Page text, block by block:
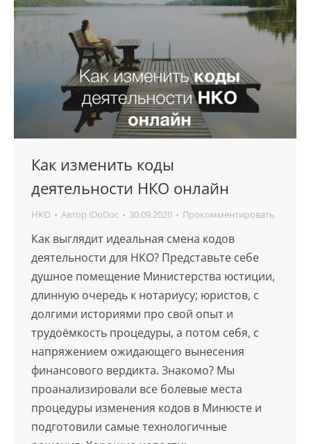
Как изменить коды
деятельности НКО онлайн
НКО Автор iDoDoc 30.09.2020 Прокомментировать
Как выглядит идеальная смена кодов
деятельности для НКО? Представьте себе
душное помещение Министерства юстиции,
длинную очередь к нотариусу; юристов, с
долгими историями про свой опыт и
трудоёмкость процедуры, а потом себя, с
напряжением ожидающего вынесения
финансового вердикта. Знакомо? Мы
проанализировали все болевые места
процедуры изменения кодов в Минюсте и
подготовили самые технологичные